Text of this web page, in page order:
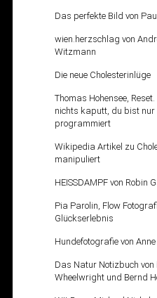
Das perfekte Bild von
wien.herzschlag von
Witzmann
Die neue Cholesterinlüge
Thomas Hohensee,
nichts kaputt, du bist nur
programmiert
Wikipedia Artikel zu
manipuliert
HEISSDAMPF von Robin
Pia Parolin, Flow
Glückserlebnis
Hundefotografie von Anne
Das Natur Notizbuch von
Wheelwright und Bernd